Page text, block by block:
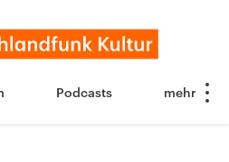
Podcasts